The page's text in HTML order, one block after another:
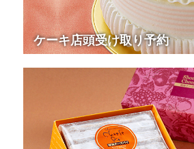
ケーキ店頭受け取り予約